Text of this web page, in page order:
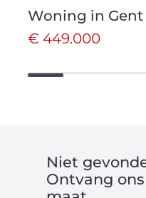
Woning in Gent
€ 449.000
Niet
Ontvang